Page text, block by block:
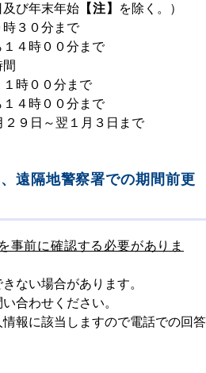
及び年末年始 【注】 を除く。）
３０分まで
４時００分まで
時００分まで
４時００分まで
９日～翌１月３日まで
遠隔地警察署での期間前更
事前に確認する必要がありま
ない場合があります。
合わせください。
報に該当しますので電話での回答